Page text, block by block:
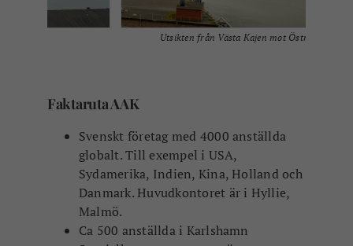
Utsikten från Västa Kajen mot Östra sidan.
Faktaruta AAK
Svenskt företag med 4000 anställda
globalt. Till exempel i USA,
Sydamerika, Indien, Kina, Holland och
Danmark. Huvudkontoret är i Hyllie,
Malmö.
Ca 500 anställda i Karlshamn